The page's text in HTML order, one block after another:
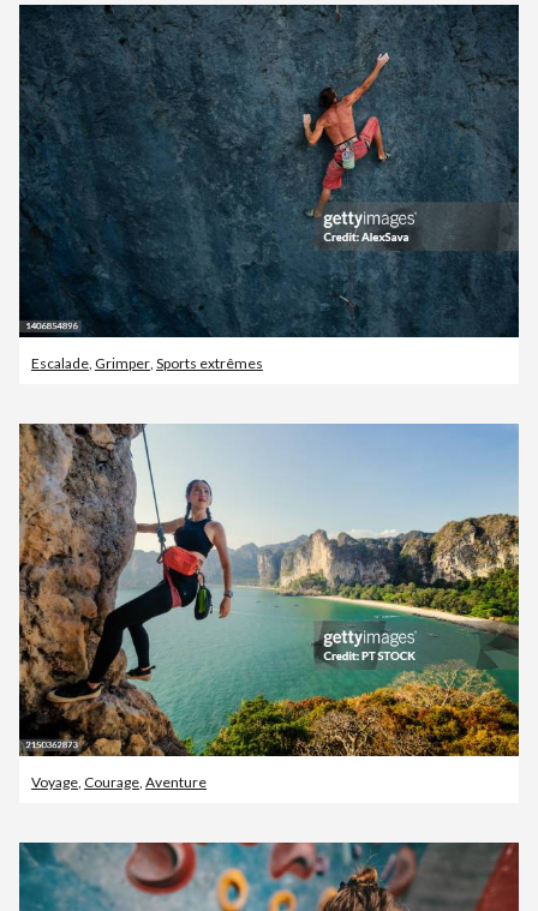
Escalade, Grimper, Sports extrêmes
Voyage, Courage, Aventure